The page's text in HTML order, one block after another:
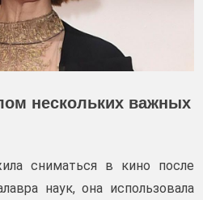
нескольких важных
сниматься в кино после
наук, она использовала